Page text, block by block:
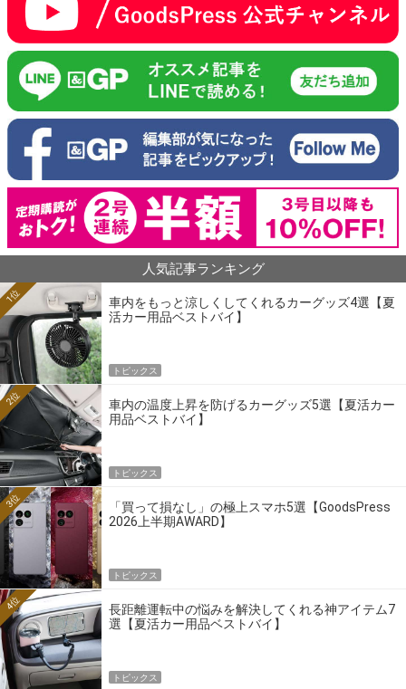
人気記事ランキング
車内をもっと涼しくしてくれるカーグッズ4選【夏
活カー用品ベストバイ】
1位
トピックス
車内の温度上昇を防げるカーグッズ5選【夏活カー
用品ベストバイ】
2位
トピックス
「買って損なし」の極上スマホ5選【GoodsPress
2026上半期AWARD】
3位
トピックス
長距離運転中の悩みを解決してくれる神アイテム7
選【夏活カー用品ベストバイ】
4位
トピックス